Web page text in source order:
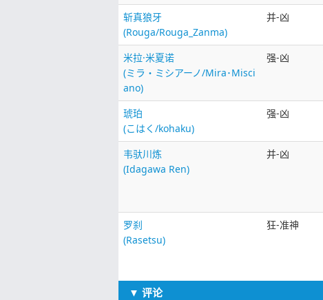
斩真狼牙
(Rouga/Rouga_Zanma)
并-凶
米拉·米夏诺
(ミラ・ミシアーノ/Mira･Misci
ano)
强-凶
琥珀
(こはく/kohaku)
强-凶
韦驮川炼
(Idagawa Ren)
并-凶
罗刹
(Rasetsu)
狂-准神
▼ 评论